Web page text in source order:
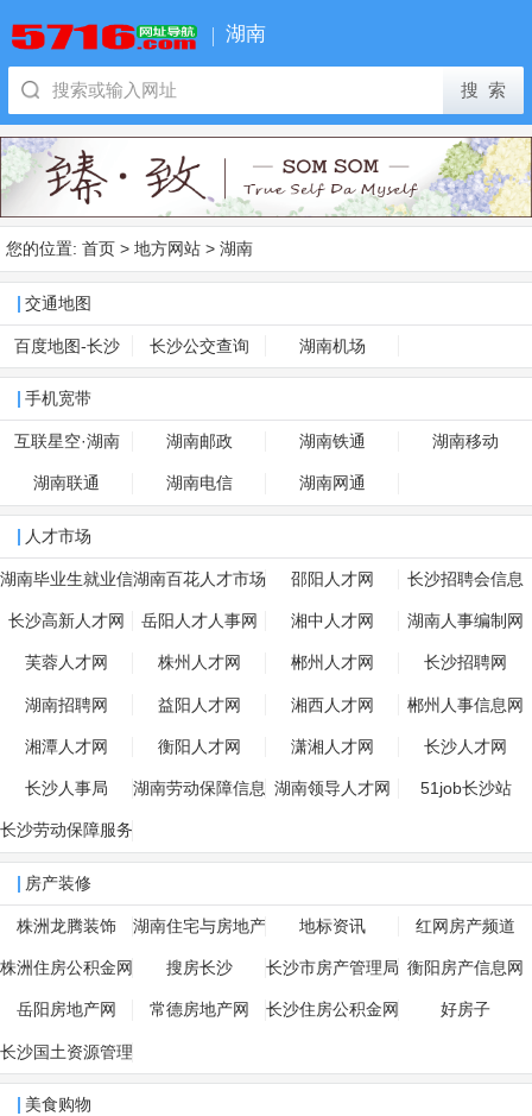
湖南
您的位置: 首页 > 地方网站 > 湖南
交通地图
百度地图-长沙 长沙公交查询 湖南机场
手机宽带
互联星空·湖南 湖南邮政 湖南铁通 湖南移动
湖南联通 湖南电信 湖南网通
人才市场
湖南毕业生就业信
息网
湖南百花人才市场 邵阳人才网 长沙招聘会信息
长沙高新人才网 岳阳人才人事网 湘中人才网 湖南人事编制网
芙蓉人才网 株州人才网 郴州人才网 长沙招聘网
湖南招聘网 益阳人才网 湘西人才网 郴州人事信息网
湘潭人才网 衡阳人才网 潇湘人才网 长沙人才网
长沙人事局 湖南劳动保障信息 湖南领导人才网 51job长沙站
长沙劳动保障服务
网
房产装修
株洲龙腾装饰 湖南住宅与房地产
网
地标资讯 红网房产频道
株洲住房公积金网 搜房长沙 长沙市房产管理局 衡阳房产信息网
岳阳房地产网 常德房地产网 长沙住房公积金网 好房子
长沙国土资源管理
局
美食购物